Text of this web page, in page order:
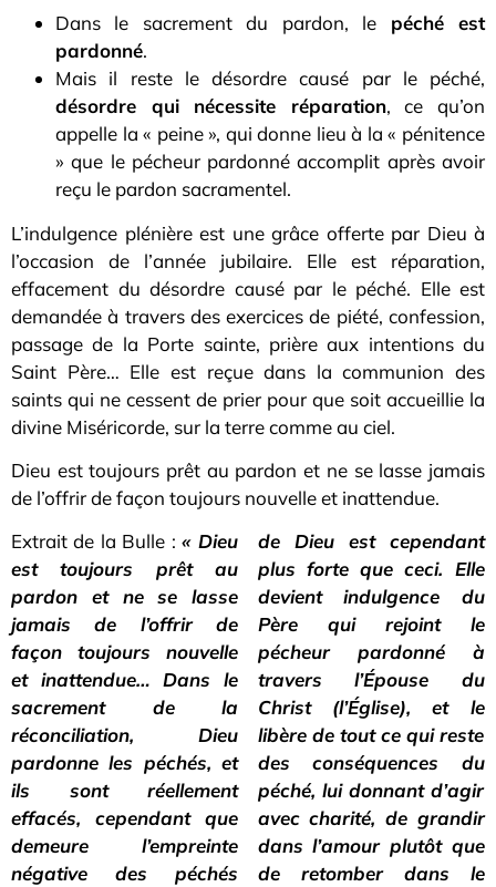
Dans le sacrement du pardon, le péché est
pardonné.
Mais il reste le désordre causé par le péché,
désordre qui nécessite réparation, ce qu’on
appelle la « peine », qui donne lieu à la « pénitence
» que le pécheur pardonné accomplit après avoir
reçu le pardon sacramentel.
L’indulgence plénière est une grâce offerte par Dieu à
l’occasion de l’année jubilaire. Elle est réparation,
effacement du désordre causé par le péché. Elle est
demandée à travers des exercices de piété, confession,
passage de la Porte sainte, prière aux intentions du
Saint Père… Elle est reçue dans la communion des
saints qui ne cessent de prier pour que soit accueillie la
divine Miséricorde, sur la terre comme au ciel.
Dieu est toujours prêt au pardon et ne se lasse jamais
de l’offrir de façon toujours nouvelle et inattendue.
Extrait de la Bulle : « Dieu
est toujours prêt au
pardon et ne se lasse
jamais de l’offrir de
façon toujours nouvelle
et inattendue… Dans le
sacrement de la
réconciliation, Dieu
pardonne les péchés, et
ils sont réellement
effacés, cependant que
demeure l’empreinte
négative des péchés
de Dieu est cependant
plus forte que ceci. Elle
devient indulgence du
Père qui rejoint le
pécheur pardonné à
travers l’Épouse du
Christ (l’Église), et le
libère de tout ce qui reste
des conséquences du
péché, lui donnant d’agir
avec charité, de grandir
dans l’amour plutôt que
de retomber dans le